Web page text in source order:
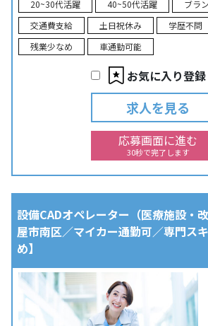
20~30代活躍 40~50代活躍
ブラ
交通費支給
土日祝休み 学歴不問
残業少なめ
車通勤可能
お気に入り登録
求人を見る
応募画面に進む
30秒で完了します
設備CADオペレーター（医療施設・
屋市南区／マイカー通勤可／専門ス
め】